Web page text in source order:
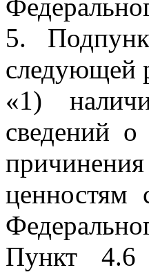
5.
следующей
«1)
сведений
ценностям
Пункт 4.6